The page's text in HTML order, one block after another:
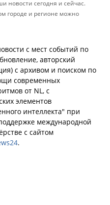
новости сегодня и сейчас.
городе и регионе можно
с мест событий по
авторский
с архивом и поиском по
современных
от NL, с
элементов
интеллекта" при
международной
с сайтом
.